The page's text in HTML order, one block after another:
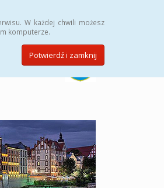
W każdej chwili możesz
komputerze.
Potwierdź i zamknij